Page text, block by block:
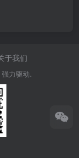
于我们
力驱动.